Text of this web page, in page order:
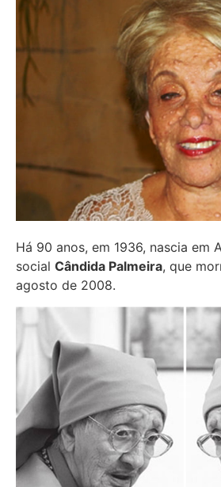
Há 90 anos, em 1936, nascia em
social Cândida Palmeira, que
agosto de 2008.